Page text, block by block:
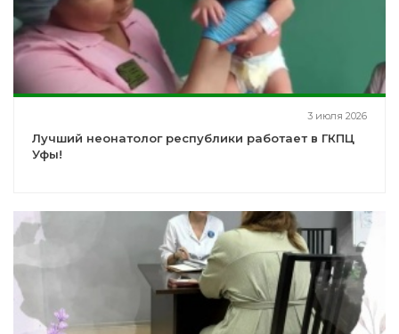
3 июля 2026
Лучший неонатолог республики работает в ГКПЦ
Уфы!